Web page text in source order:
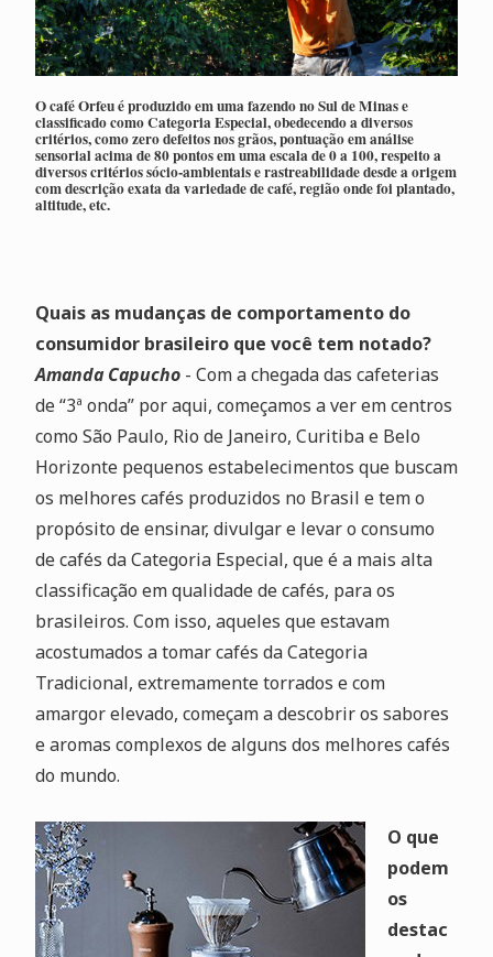
O café Orfeu é produzido em uma fazendo no Sul de Minas e
classificado como Categoria Especial, obedecendo a diversos
critérios, como zero defeitos nos grãos, pontuação em análise
sensorial acima de 80 pontos em uma escala de 0 a 100, respeito a
diversos critérios sócio-ambientais e rastreabilidade desde a origem
com descrição exata da variedade de café, região onde foi plantado,
altitude, etc.
Quais as mudanças de comportamento do
consumidor brasileiro que você tem notado?
Amanda Capucho- Com a chegada das cafeterias
de “3ª onda” por aqui, começamos a ver em centros
como São Paulo, Rio de Janeiro, Curitiba e Belo
Horizonte pequenos estabelecimentos que buscam
os melhores cafés produzidos no Brasil e tem o
propósito de ensinar, divulgar e levar o consumo
de cafés da Categoria Especial, que é a mais alta
classificação em qualidade de cafés, para os
brasileiros. Com isso, aqueles que estavam
acostumados a tomar cafés da Categoria
Tradicional, extremamente torrados e com
amargor elevado, começam a descobrir os sabores
e aromas complexos de alguns dos melhores cafés
do mundo.
O que
podem
os
destac